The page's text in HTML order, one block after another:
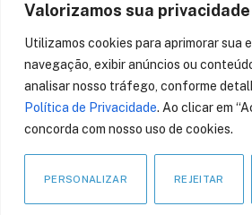
Valorizamos sua privacidade
Utilizamos cookies para aprimorar sua
navegação, exibir anúncios ou
analisar nosso tráfego, conforme
Política de Privacidade. Ao clicar em
concorda com nosso uso de cookies.
PERSONALIZAR REJEITAR
© 2014CryptoID. Todos os